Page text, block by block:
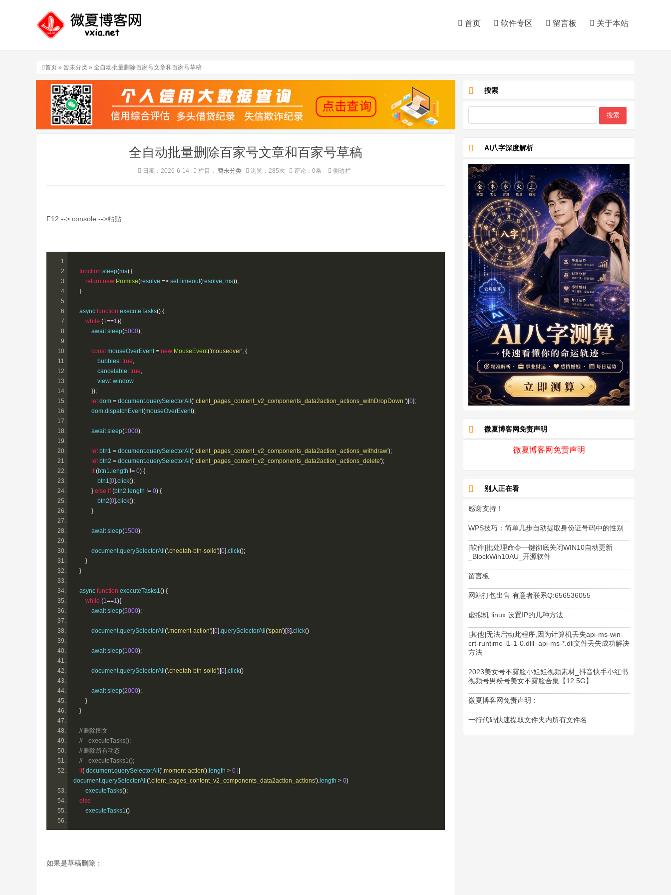
首页 软件专区 留言板 关于本站
首页 » 暂未分类 » 全自动批量删除百家号文章和百家号草稿
全自动批量删除百家号文章和百家号草稿
日期：2026-6-14 栏目： 暂未分类 浏览：285次 评论：0条 侧边栏
F12 --> console -->粘贴
function sleep(ms) {
return new Promise(resolve => setTimeout(resolve, ms));
}
    async
function executeTasks() {
while (1==1){
            await sleep
(5000);
const mouseOverEvent = new MouseEvent('mouseover', {
                bubbles
: true,
                cancelable
: true,
                view
: window
});
let dom = document.querySelectorAll ('.client_pages_content_v2_components_data2action_actions_withDropDown ')[0];
            dom
.dispatchEvent(mouseOverEvent);
            await sleep
(1000);
let btn1 = document.querySelectorAll ('.client_pages_content_v2_components_data2action_actions_withdraw');
let btn2 = document.querySelectorAll ('.client_pages_content_v2_components_data2action_actions_delete');
if (btn1. length != 0) {
                btn1
[0].click();
} else if (btn2. length != 0) {
                btn2
[0].click();
}
            await sleep
(1500);
            document
.querySelectorAll ('.cheetah-btn-solid')[0].click();
}
}
    async
function executeTasks1() {
while (1==1){
            await sleep
(5000);
            document
.querySelectorAll ('.moment-action')[0].querySelectorAll ('span')[8].click()
            await sleep
(1000);
            document
.querySelectorAll ('.cheetah-btn-solid')[0].click()
            await sleep
(2000);
}
}
// 删除图文
//    executeTasks();
// 删除所有动态
//    executeTasks1();
if( document.querySelectorAll ('.moment-action'). length > 0
document.querySelectorAll ('.client_pages_content_v2_components_data2action_actions'). length > 0)
        executeTasks
();
else
        executeTasks1
()
如果是草稿删除：
搜索
AI八字深度解析
微夏博客网免责声明
微夏博客网免责声明
别人正在看
感谢支持！
WPS技巧：简单几步自动提取身份证号码中的性别
[软件]批处理命令一键彻底关闭WIN10自动更新
_BlockWin10AU_开源软件
留言板
网站打包出售 有意者联系Q:656536055
虚拟机 linux 设置IP的几种方法
[其他]无法启动此程序,因为计算机丢失api-ms-win-
crt-runtime-l1-1-0.dlll_api-ms-*.dll文件丢失成功解决
方法
2023美女号不露脸小姐姐视频素材_抖音快手小红书
视频号男粉号美女不露脸合集【12.5G】
微夏博客网免责声明：
一行代码快速提取文件夹内所有文件名